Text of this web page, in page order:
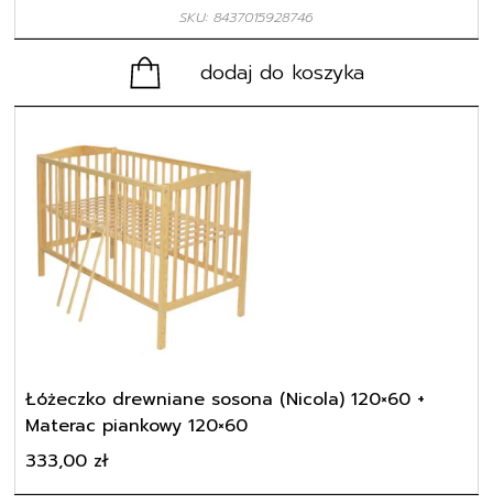
SKU: 8437015928746
dodaj do koszyka
Łóżeczko drewniane sosona (Nicola) 120×60 +
Materac piankowy 120×60
333,00 zł